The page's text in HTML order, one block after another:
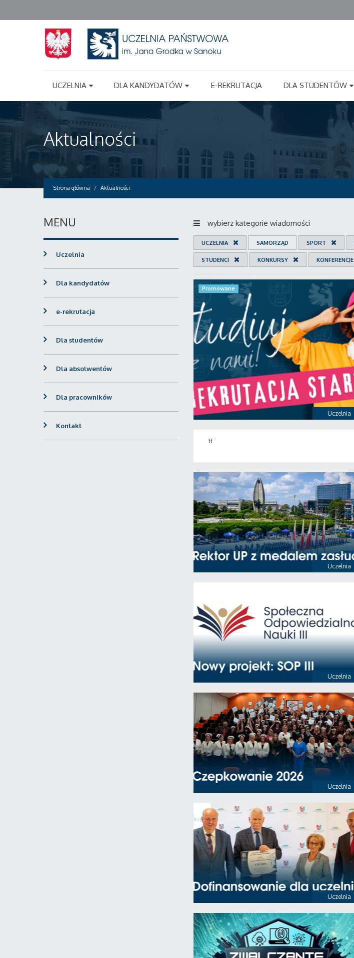
UCZELNIA DLA KANDYDATÓW E-REKRUTACJA DLA STUDENTÓW
Aktualności
Strona główna Aktualności
wybierz kategorie wiadomości
UCZELNIA SAMORZĄD SPORT
STUDENCI KONKURSY KONFERENCJE
Uczelnia
Promowane
ff
Uczelnia
Uczelnia
Uczelnia
Uczelnia
MENU
Uczelnia
Dla kandydatów
e-rekrutacja
Dla studentów
Dla absolwentów
Dla pracowników
Kontakt